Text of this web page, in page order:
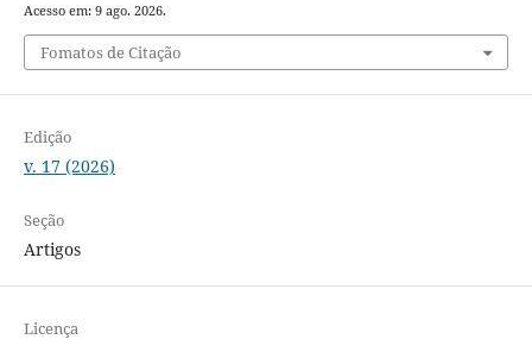
Acesso em: 9 ago. 2026.
Fomatos de Citação
Edição
v. 17 (2026)
Seção
Artigos
Licença